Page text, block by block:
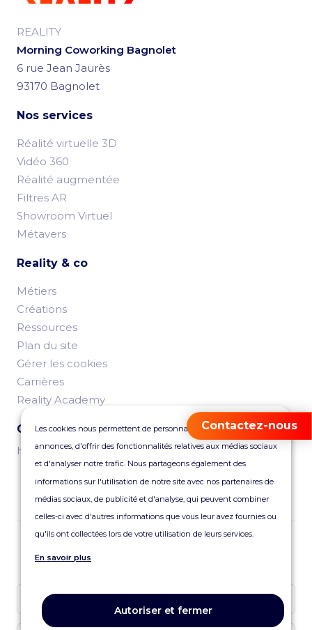
REALITY
Morning Coworking Bagnolet
6 rue Jean Jaurès
93170 Bagnolet
Nos services
Réalité virtuelle 3D
Vidéo 360
Réalité augmentée
Filtres AR
Showroom Virtuel
Métavers
Reality & co
Métiers
Créations
Ressources
Plan du site
Gérer les cookies
Carrières
Reality Academy
Contactez-nous
hello@reality.fr
Abonnez-vous à notre newsletter
Contactez-nous
Les cookies nous permettent de personnaliser le contenu et les
annonces, d'offrir des fonctionnalités relatives aux médias sociaux
et d'analyser notre trafic. Nous partageons également des
informations sur l'utilisation de notre site avec nos partenaires de
médias sociaux, de publicité et d'analyse, qui peuvent combiner
celles-ci avec d'autres informations que vous leur avez fournies ou
qu'ils ont collectées lors de votre utilisation de leurs services.
En savoir plus
Autoriser et fermer